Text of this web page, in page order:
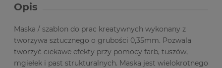
Opis
Maska / szablon do prac kreatywnych wykonany z
tworzywa sztucznego o grubości 0,35mm. Pozwala
tworzyć ciekawe efekty przy pomocy farb, tuszów,
mgiełek i past strukturalnych. Maska jest wielokrotnego